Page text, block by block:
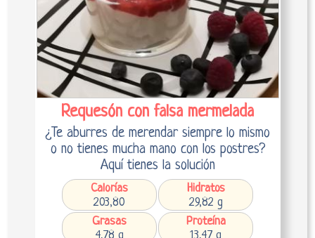
Requesón con falsa mermelada
¿Te aburres de merendar siempre lo mismo
o no tienes mucha mano con los postres?
Aquí tienes la solución
Calorías
203,80
Hidratos
29,82 g
Grasas
Proteína